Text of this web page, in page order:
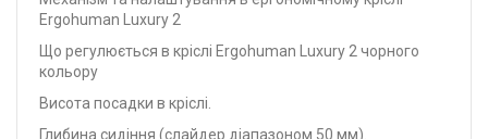
Ergohuman Luxury 2
Що регулюється в кріслі Ergohuman Luxury 2 чорного
кольору
Висота посадки в кріслі.
Глибина сидіння (слайдер діапазоном 50 мм).